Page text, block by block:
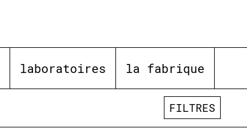
laboratoires la fabrique
FILTRES